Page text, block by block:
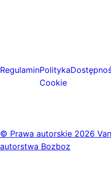
RegulaminPolityka
Cookie
© Prawa autorskie 2026
autorstwa Bozboz